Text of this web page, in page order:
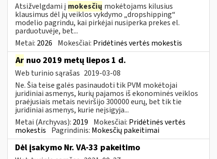
Atsižvelgdami į mokesčių mokėtojams kilusius
klausimus dėl jų veiklos vykdymo „dropshipping“
modelio pagrindu, kai pirkėjai nusiperka prekes el.
parduotuvėje, bet...
Metai: 2026 Mokesčiai: Pridėtinės vertės mokestis
Ar nuo 2019 metų liepos 1 d.
Web turinio sąrašas 2019-03-08
Ne. Šia teise galės pasinaudoti tik PVM mokėtojai
juridiniai asmenys, kurių pajamos iš ekonominės veiklos
praėjusiais metais neviršijo 300000 eurų, bet tik tie
juridiniai asmenys, kurie neįsigyja...
Metai (Archyvas): 2019 Mokesčiai: Pridėtinės vertės
mokestis Pagrindinis: Mokesčių pakeitimai
Dėl įsakymo Nr. VA-33 pakeitimo